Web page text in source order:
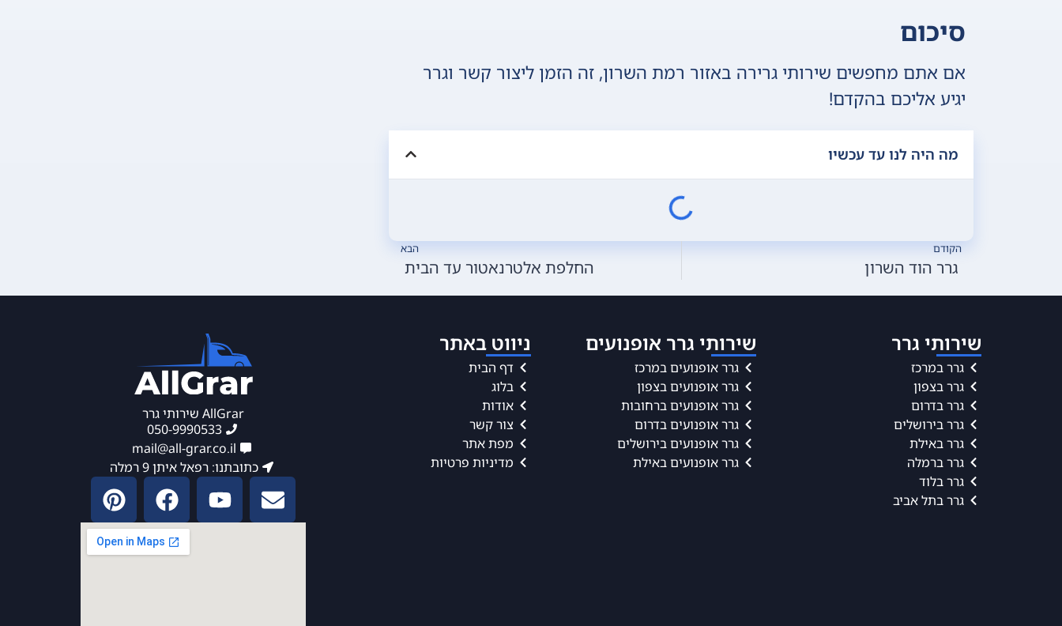
סיכום
אם אתם מחפשים שירותי גרירה באזור רמת השרון, זה הזמן ליצור קשר וגרר
יגיע אליכם בהקדם!
מה היה לנו עד עכשיו
הקודם
גרר הוד השרון
הבא
החלפת אלטרנאטור עד הבית
שירותי גרר
גרר במרכז
גרר בצפון
גרר בדרום
גרר בירושלים
גרר באילת
גרר ברמלה
גרר בלוד
גרר בתל אביב
שירותי גרר אופנועים
גרר אופנועים במרכז
גרר אופנועים בצפון
גרר אופנועים ברחובות
גרר אופנועים בדרום
גרר אופנועים בירושלים
גרר אופנועים באילת
ניווט באתר
דף הבית
בלוג
אודות
צור קשר
מפת אתר
מדיניות פרטיות
AllGrar שירותי גרר
050-9990533
mail@all-grar.co.il
כתובתנו: רפאל איתן 9 רמלה